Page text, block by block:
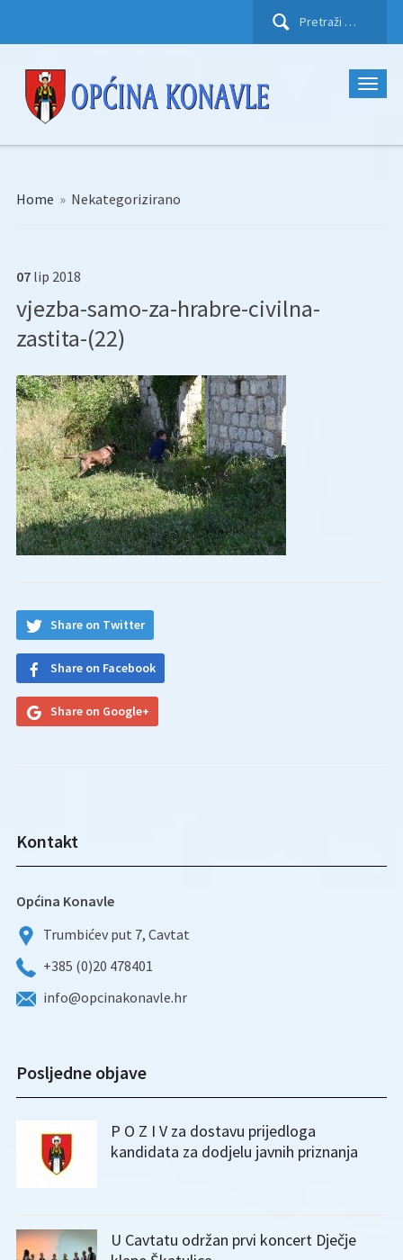
Pretraži:
Home » Nekategorizirano
07 lip 2018
vjezba-samo-za-hrabre-civilna-
zastita-(22)
Share on Twitter
Share on Facebook
Share on Google+
Kontakt
Općina Konavle
Trumbićev put 7, Cavtat
+385 (0)20 478401
info@opcinakonavle.hr
Posljedne objave
P O Z I V za dostavu prijedloga
kandidata za dodjelu javnih priznanja
U Cavtatu održan prvi koncert Dječje